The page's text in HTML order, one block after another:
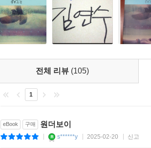
전체 리뷰 (105)
1
eBook 구매 원더보이
s******y 2025-02-20 신고